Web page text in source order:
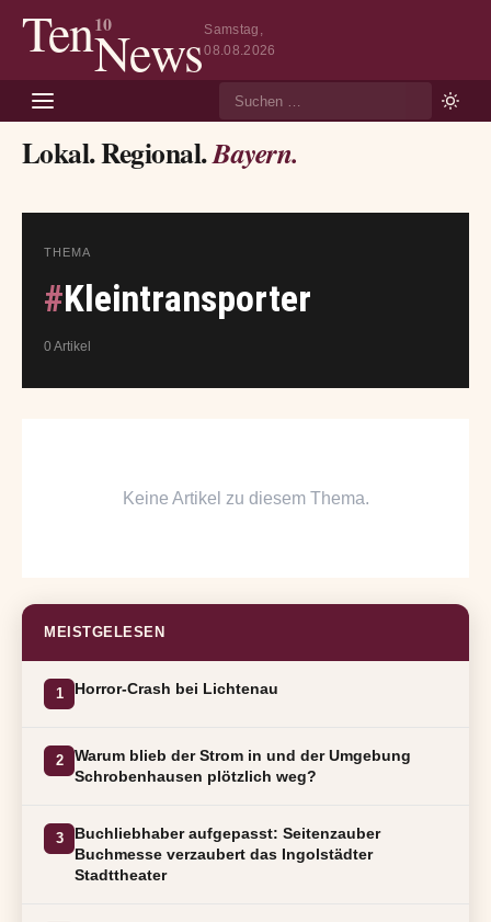
Ten10
NewsSamstag,
08.08.2026
Lokal. Regional.Bayern.
THEMA
#Kleintransporter
0 Artikel
Keine Artikel zu diesem Thema.
MEISTGELESEN
1 Horror-Crash bei Lichtenau
2
Warum blieb der Strom in und der Umgebung
Schrobenhausen plötzlich weg?
3
Buchliebhaber aufgepasst: Seitenzauber
Buchmesse verzaubert das Ingolstädter
Stadttheater